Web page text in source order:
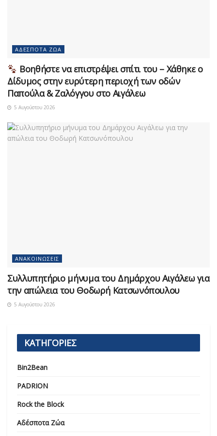
ΑΔΈΣΠΟΤΑ ΖΏΑ
Βοηθήστε να επιστρέψει σπίτι του – Χάθηκε ο
Δίδυμος στην ευρύτερη περιοχή των οδών
Παπούλα & Ζαλόγγου στο Αιγάλεω
5 Αυγούστου 2026
ΑΝΑΚΟΙΝΏΣΕΙΣ
Συλλυπητήριο μήνυμα του Δημάρχου Αιγάλεω για
την απώλεια του Θοδωρή Κατσωνόπουλου
5 Αυγούστου 2026
ΚΑΤΗΓΟΡΙΕΣ
Bin2Bean
PADRION
Rock the Block
Αδέσποτα Ζώα